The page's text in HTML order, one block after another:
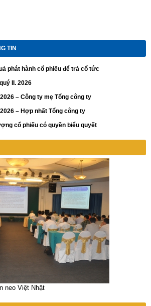
TIN
phát hành cổ phiếu để trả cổ tức
II. 2026
– Công ty mẹ Tổng công ty
– Hợp nhất Tổng công ty
cổ phiếu có quyền biểu quyết
neo Việt Nhật